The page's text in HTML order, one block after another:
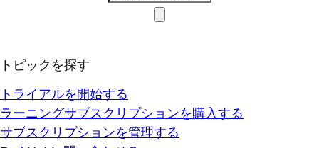
トピックを探す
トライアルを開始する
ラーニングサブスクリプションを購入する
サブスクリプションを管理する